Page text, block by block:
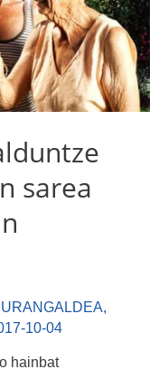
sarea
,
10-04
hainbat